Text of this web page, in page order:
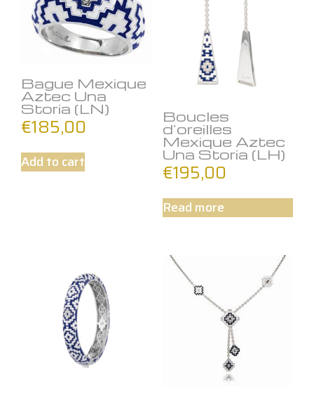
Bague Mexique
Aztec Una
Storia (LN)
€185,00
Add to cart
Boucles
d’oreilles
Mexique Aztec
Una Storia (LH)
€195,00
Read more